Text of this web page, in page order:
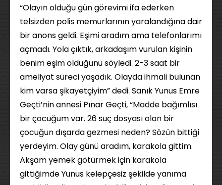
“Olayın olduğu gün görevimi ifa ederken
telsizden polis memurlarının yaralandığına dair
bir anons geldi. Eşimi aradım ama telefonlarımı
açmadı. Yola çıktık, arkadaşım vurulan kişinin
benim eşim olduğunu söyledi. 2-3 saat bir
ameliyat süreci yaşadık. Olayda ihmali bulunan
kim varsa şikayetçiyim” dedi. Sanık Yunus Emre
Geçti’nin annesi Pınar Geçti, “Madde bağımlısı
bir çocuğum var. 26 suç dosyası olan bir
çocuğun dışarda gezmesi neden? Sözün bittiği
yerdeyim. Olay günü aradım, karakola gittim.
Akşam yemek götürmek için karakola
gittiğimde Yunus kelepçesiz şekilde yanıma